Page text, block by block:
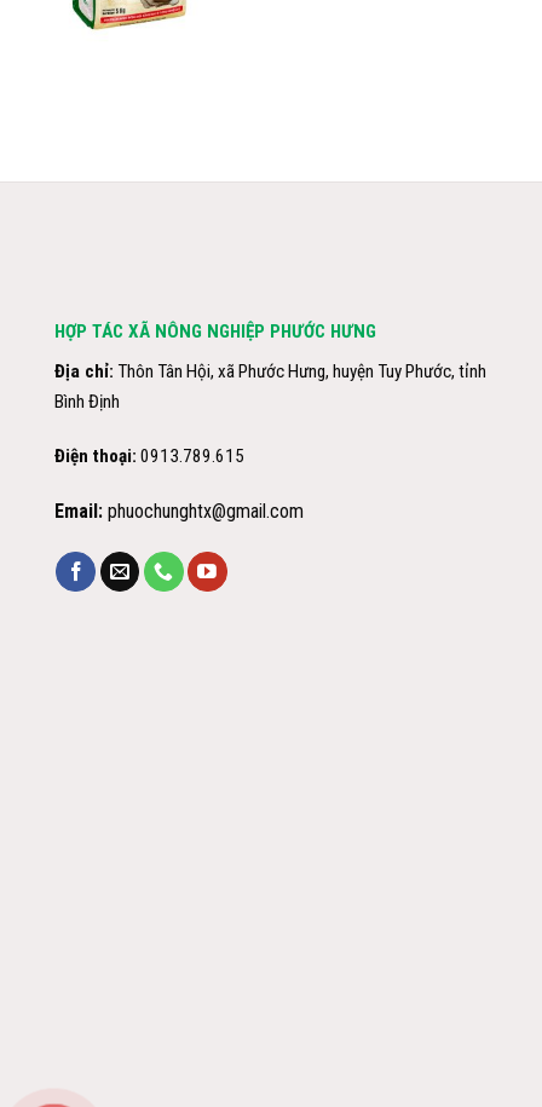
HỢP TÁC XÃ NÔNG NGHIỆP PHƯỚC HƯNG
Địa chỉ: Thôn Tân Hội, xã Phước Hưng, huyện Tuy Phước, tỉnh
Bình Định
Điện thoại: 0913.789.615
Email:phuochunghtx@gmail.com